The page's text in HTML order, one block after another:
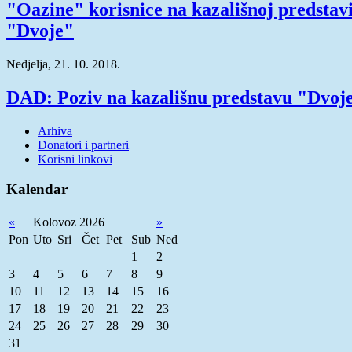
"Oazine" korisnice na kazališnoj
"Dvoje"
Nedjelja, 21. 10. 2018.
DAD: Poziv na kazališnu predstavu
Arhiva
Donatori i partneri
Korisni linkovi
Kalendar
« Kolovoz 2026
»
Pon Uto Sri Čet Pet Sub Ned
1
2
3
4 5 6 7 8
9
10
11 12 13 14 15
16
17
18 19 20 21 22
23
24
25 26 27 28 29
30
31